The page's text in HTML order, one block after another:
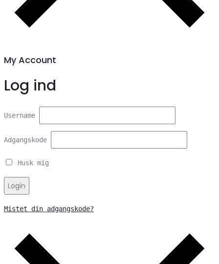
My Account
Log ind
Username
Adgangskode
Husk mig
Login
Mistet din adgangskode?